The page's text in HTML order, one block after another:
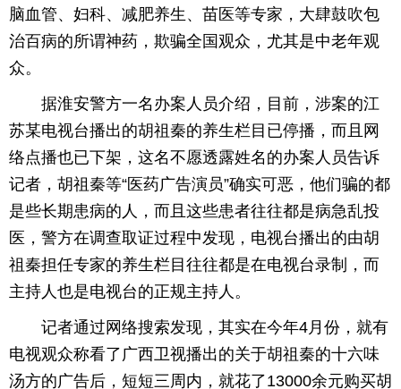
脑血管、妇科、减肥养生、苗医等专家，大肆鼓吹包
治百病的所谓神药，欺骗全国观众，尤其是中老年观
众。
据淮安警方一名办案人员介绍，目前，涉案的江
苏某电视台播出的胡祖秦的养生栏目已停播，而且网
络点播也已下架，这名不愿透露姓名的办案人员告诉
记者，胡祖秦等“医药广告演员”确实可恶，他们骗的都
是些长期患病的人，而且这些患者往往都是病急乱投
医，警方在调查取证过程中发现，电视台播出的由胡
祖秦担任专家的养生栏目往往都是在电视台录制，而
主持人也是电视台的正规主持人。
记者通过网络搜索发现，其实在今年4月份，就有
电视观众称看了广西卫视播出的关于胡祖秦的十六味
汤方的广告后，短短三周内，就花了13000余元购买胡